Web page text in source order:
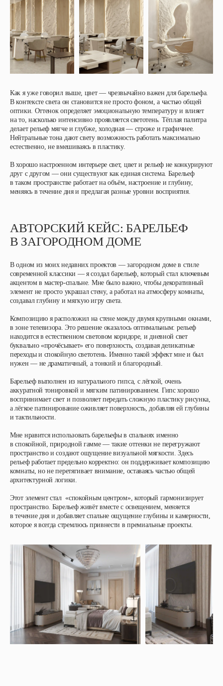
Как я уже говорил выше, цвет — чрезвычайно важен для барельефа.
В контексте света он становится не просто фоном, а частью общей
оптики. Оттенок определяет эмоциональную температуру и влияет
на то, насколько интенсивно проявляется светотень. Тёплая палитра
делает рельеф мягче и глубже, холодная — строже и графичнее.
Нейтральные тона дают свету возможность работать максимально
естественно, не вмешиваясь в пластику.
В хорошо настроенном интерьере свет, цвет и рельеф не конкурируют
друг с другом — они существуют как единая система. Барельеф
в таком пространстве работает на объём, настроение и глубину,
меняясь в течение дня и предлагая разные уровни восприятия.
АВТОРСКИЙ КЕЙС: БАРЕЛЬЕФ
В ЗАГОРОДНОМ ДОМЕ
В одном из моих недавних проектов — загородном доме в стиле
современной классики — я создал барельеф, который стал ключевым
акцентом в мастер-спальне. Мне было важно, чтобы декоративный
элемент не просто украшал стену, а работал на атмосферу комнаты,
создавал глубину и мягкую игру света.
Композицию я расположил на стене между двумя крупными окнами,
в зоне телевизора. Это решение оказалось оптимальным: рельеф
находится в естественном световом коридоре, и дневной свет
буквально «прочёсывает» его поверхность, создавая деликатные
переходы и спокойную светотень. Именно такой эффект мне и был
нужен — не драматичный, а тонкий и благородный.
Барельеф выполнен из натурального гипса, с лёгкой, очень
аккуратной тонировкой и мягким патинированием. Гипс хорошо
воспринимает свет и позволяет передать сложную пластику рисунка,
а лёгкое патинирование оживляет поверхность, добавляя ей глубины
и тактильности.
Мне нравится использовать барельефы в спальнях именно
в спокойной, природной гамме — такие оттенки не перегружают
пространство и создают ощущение визуальной мягкости. Здесь
рельеф работает предельно корректно: он поддерживает композицию
комнаты, но не перетягивает внимание, оставаясь частью общей
архитектурной логики.
Этот элемент стал «спокойным центром», который гармонизирует
пространство. Барельеф живёт вместе с освещением, меняется
в течение дня и добавляет спальне ощущение глубины и камерности,
которое я всегда стремлюсь привнести в премиальные проекты.